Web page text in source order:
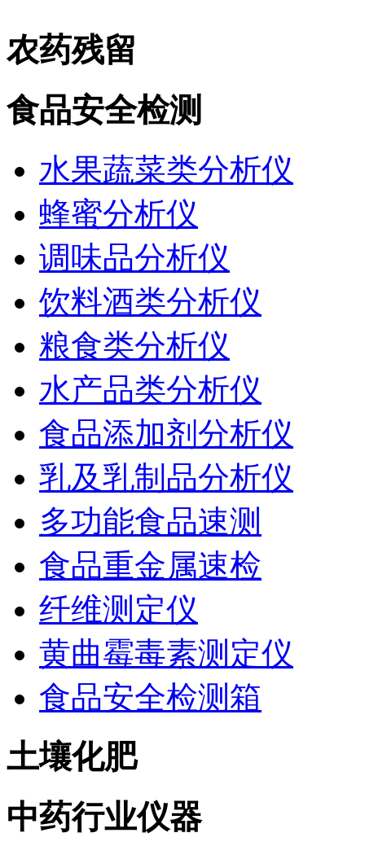
农药残留
食品安全检测
水果蔬菜类分析仪
蜂蜜分析仪
调味品分析仪
饮料酒类分析仪
粮食类分析仪
水产品类分析仪
食品添加剂分析仪
乳及乳制品分析仪
多功能食品速测
食品重金属速检
纤维测定仪
黄曲霉毒素测定仪
食品安全检测箱
土壤化肥
中药行业仪器